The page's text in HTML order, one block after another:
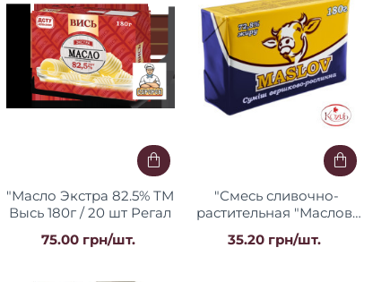
"Масло Экстра 82.5% ТМ
Высь 180г / 20 шт Регал
75.00 грн/шт.
"Смесь сливочно-
растительная "Маслов"
72,8% 180 г. / 20 шт
35.20 грн/шт.